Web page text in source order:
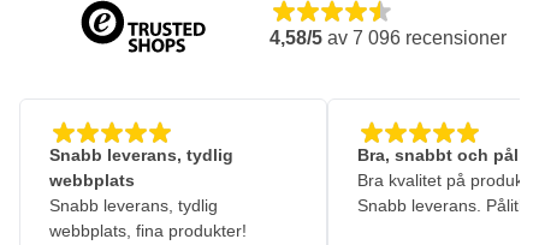
4,58/5 av 7 096 recensioner
Snabb leverans, tydlig
webbplats
Snabb leverans, tydlig
webbplats, fina produkter!
Bra, snabbt och
Bra kvalitet på
Snabb leverans.